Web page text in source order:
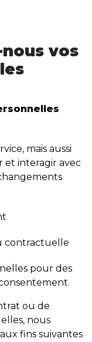
vos
mais aussi
interagir avec
contractuelle
pour des
ou de
nous
fins suivantes